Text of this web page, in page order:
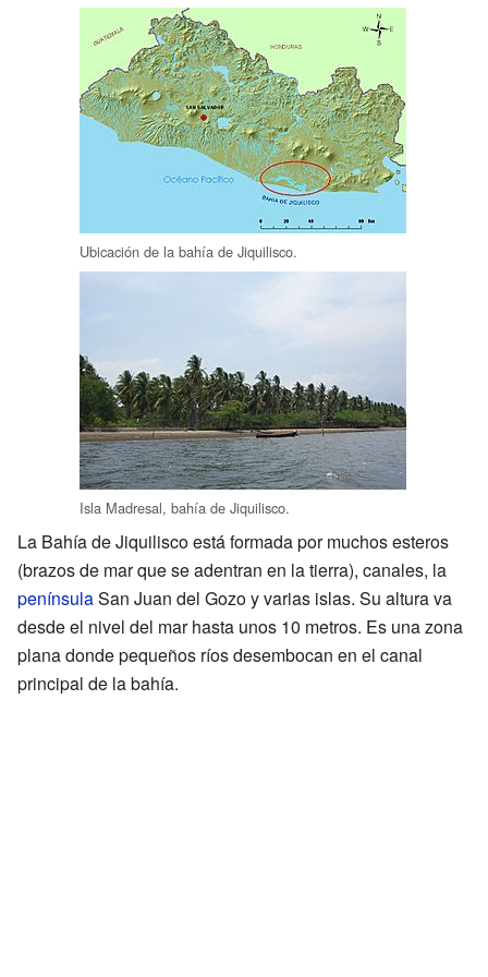
Ubicación de la bahía de Jiquilisco.
Isla Madresal, bahía de Jiquilisco.
La Bahía de Jiquilisco está formada por muchos esteros
(brazos de mar que se adentran en la tierra), canales, la
penínsulaSan Juan del Gozo y varias islas. Su altura va
desde el nivel del mar hasta unos 10 metros. Es una zona
plana donde pequeños ríos desembocan en el canal
principal de la bahía.